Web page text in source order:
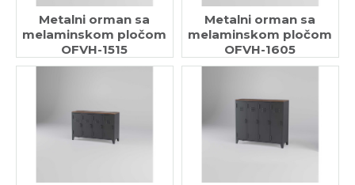
Metalni orman sa
melaminskom pločom
OFVH-1515
Metalni orman sa
melaminskom pločom
OFVH-1605